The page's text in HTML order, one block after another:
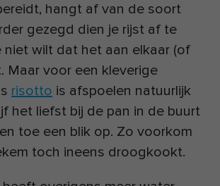
hangt af van de soort
gezegd dien je rijst af te
niet wilt dat het aan elkaar (of
Maar voor een kleverige
risotto is afspoelen natuurlijk
het liefst bij de pan in de buurt
toe een blik op. Zo voorkom
toch ineens droogkookt.